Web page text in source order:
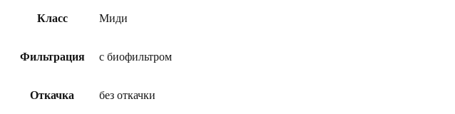
Класс Миди
Фильтрация с биофильтром
Откачка без откачки